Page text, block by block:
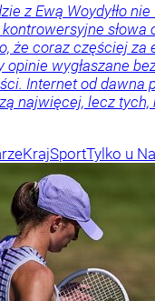
z Ewą Woydyłło nie
kontrowersyjne słowa
że coraz częściej za
opinie wygłaszane
Internet od dawna
najwięcej, lecz
KrajSportTylko u